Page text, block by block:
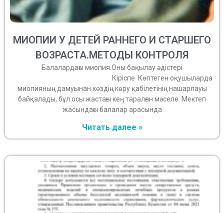
МИОПИИ У ДЕТЕЙ РАННЕГО И СТАРШЕГО
ВОЗРАСТА.МЕТОДЫ КОНТРОЛЯ
Балалардағы миопия.Оны бақылау әдістері
Кіріспе Көптеген оқушыларда
миопияның дамуынан көздің көру қабілетінің нашарлауы
байқалады, бұл осы жастағы кең таралған мәселе. Мектеп
жасындағы балалар арасында
Читать далее »